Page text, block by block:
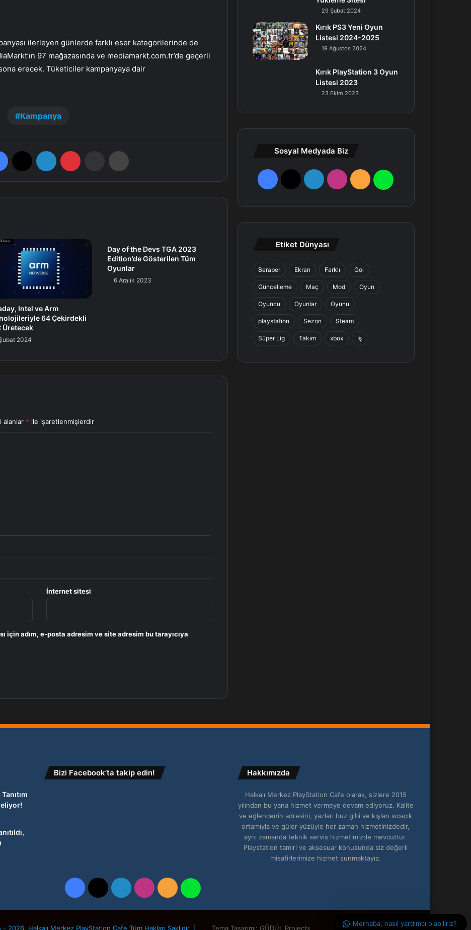
ilerleyen günlerde farklı eser kategorilerinde de
97 mağazasında ve mediamarkt.com.tr’de geçerli
erecek. Tüketiciler kampanyaya dair
Kampanya
Intel ve Arm
64 Çekirdekli
Üretecek
2024
Day of the Devs TGA 2023
Edition’de Gösterilen Tüm
Oyunlar
6 Aralık 2023
alanlar * ile işaretlenmişlerdir
İnternet sitesi
için adım, e-posta adresim ve site adresim bu tarayıcıya
29 Şubat 2024
Kırık PS3 Yeni Oyun
Listesi 2024-2025
19 Ağustos 2024
Kırık PlayStation 3 Oyun
Listesi 2023
23 Ekim 2023
Sosyal Medyada Biz
F
e
k
X
L
n
a
m
R
W
a
Etiket Dünyası
Beraber Ekran Farklı Gol
Güncelleme Maç Mod Oyun
Oyuncu Oyunlar Oyunu
playstation Sezon Steam
Süper Lig Takım xbox İş
Bizi Facebook’ta takip edin! Hakkımızda
Halkalı Merkez PlayStation Cafe olarak, sizlere 2015
yılından bu yana hizmet vermeye devam ediyoruz. Kalite
ve eğlencenin adresini, yazları buz gibi ve kışları sıcacık
ortamıyla ve güler yüzüyle her zaman hizmetinizdedir,
aynı zamanda teknik servis hizmetimizde mevcuttur.
Playstation tamiri ve aksesuar konusunda siz değerli
misafirlerimize hizmet sunmaktayız.
Facebook
X LinkedInInstagram
RSS WhatsApp
2026, Halkalı Merkez PlayStation Cafe Tüm Hakları Saklıdır | Tema Tasarımı: GÜDÜL Projects
Merhaba, nasıl yardımcı olabiliriz?